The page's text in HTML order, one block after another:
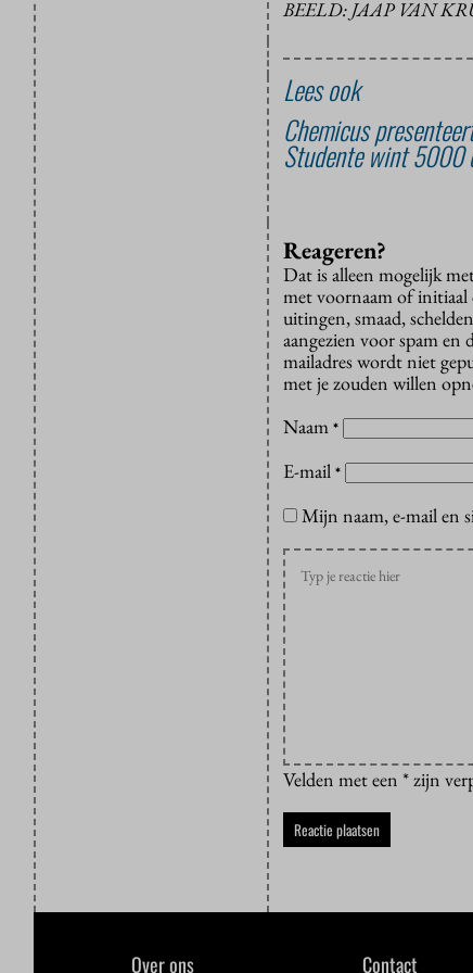
BEELD: JAAP VAN
Lees ook
Chemicus
Studente wint 5000
Reageren?
Dat is alleen mogelijk
met voornaam of initiaal
uitingen, smaad,
aangezien voor spam en
mailadres wordt niet
met je zouden willen
Naam *
E-mail *
Mijn naam, e-mail en
Velden met een * zijn
Over ons Contact